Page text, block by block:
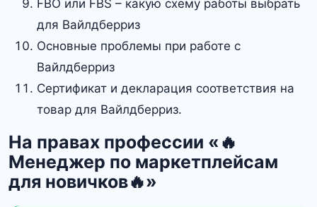
FBO или FBS – какую схему работы выбрать
для Вайлдберриз
Основные проблемы при работе с
Вайлдберриз
Сертификат и декларация соответствия на
товар для Вайлдберриз.
На правах профессии «🔥
Менеджер по маркетплейсам
для новичков🔥»